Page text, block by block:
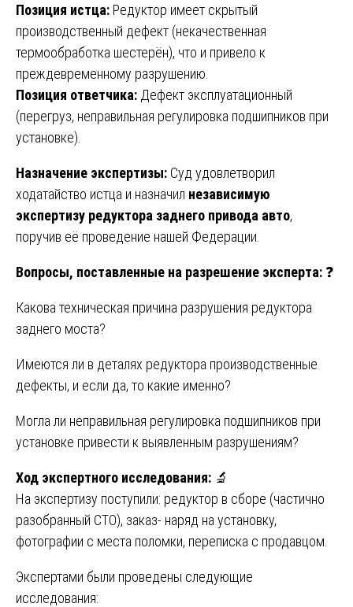
Позиция истца: Редуктор имеет скрытый
производственный дефект (некачественная
термообработка шестерён), что и привело к
преждевременному разрушению.
Позиция ответчика: Дефект эксплуатационный
(перегруз, неправильная регулировка подшипников при
установке).
Назначение экспертизы: Суд удовлетворил
ходатайство истца и назначил независимую
экспертизу редуктора заднего привода авто,
поручив её проведение нашей Федерации.
Вопросы, поставленные на разрешение эксперта: ❓
Какова техническая причина разрушения редуктора
заднего моста?
Имеются ли в деталях редуктора производственные
дефекты, и если да, то какие именно?
Могла ли неправильная регулировка подшипников при
установке привести к выявленным разрушениям?
Ход экспертного исследования: 🔬
На экспертизу поступили: редуктор в сборе (частично
разобранный СТО), заказ- наряд на установку,
фотографии с места поломки, переписка с продавцом.
Экспертами были проведены следующие
исследования: